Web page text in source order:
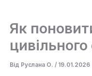
Як
Від Руслана О. / 19.01.2026